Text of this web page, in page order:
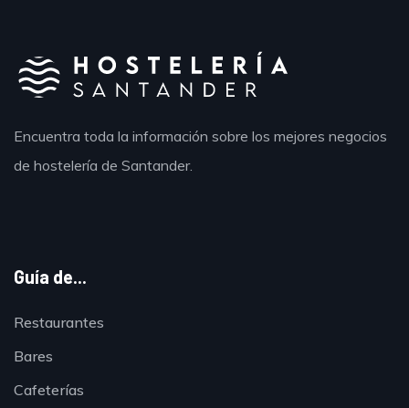
Encuentra toda la información sobre los mejores negocios
de hostelería de Santander.
Guía de...
Restaurantes
Bares
Cafeterías